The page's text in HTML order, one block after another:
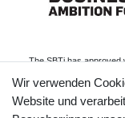
The SBTi has approved
scope 1 and scope 2
and to measure and
Informationen
Wir verwenden
Website und